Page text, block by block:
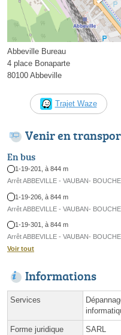
Abbeville Bureau
4 place Bonaparte
80100 Abbeville
Trajet Waze
Venir en
En bus
1-19-201, à 844 m
Arrêt ABBEVILLE - VAUBAN-
1-19-206, à 844 m
Arrêt ABBEVILLE - VAUBAN-
1-19-301, à 844 m
Arrêt ABBEVILLE - VAUBAN-
Voir tout
Informations
Services
Forme juridique SARL